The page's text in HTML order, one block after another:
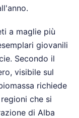
a maglie più
giovanili
Secondo il
visibile sul
richiede
che si
di Alba